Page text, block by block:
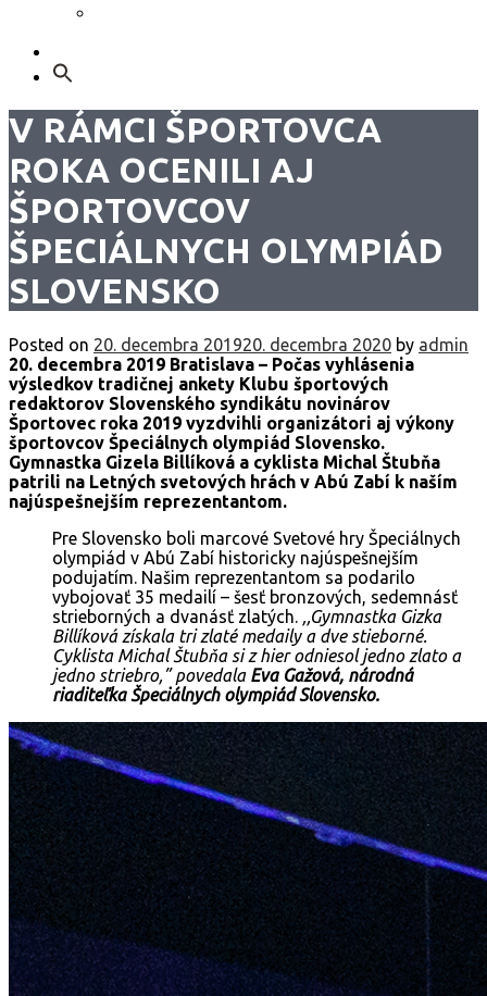
Search
V RÁMCI ŠPORTOVCA
ROKA OCENILI AJ
ŠPORTOVCOV
ŠPECIÁLNYCH OLYMPIÁD
SLOVENSKO
Posted on 20. decembra 201920. decembra 2020 by admin
20. decembra 2019 Bratislava – Počas vyhlásenia
výsledkov tradičnej ankety Klubu športových
redaktorov Slovenského syndikátu novinárov
Športovec roka 2019 vyzdvihli organizátori aj výkony
športovcov Špeciálnych olympiád Slovensko.
Gymnastka Gizela Billíková a cyklista Michal Štubňa
patrili na Letných svetových hrách v Abú Zabí k naším
najúspešnejším reprezentantom.
Pre Slovensko boli marcové Svetové hry Špeciálnych
olympiád v Abú Zabí historicky najúspešnejším
podujatím. Našim reprezentantom sa podarilo
vybojovať 35 medailí – šesť bronzových, sedemnásť
strieborných a dvanásť zlatých. ,,Gymnastka Gizka
Billíková získala tri zlaté medaily a dve stieborné.
Cyklista Michal Štubňa si z hier odniesol jedno zlato a
jedno striebro,”povedala Eva Gažová, národná
riaditeľka Špeciálnych olympiád Slovensko.